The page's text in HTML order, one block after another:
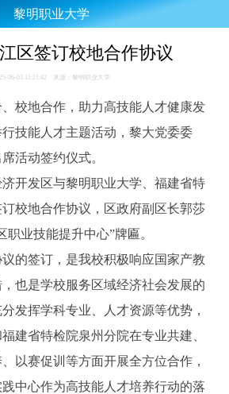
黎明职业大学
区签订校地合作协议
06-03 11:21:42 来源：黎明职业大学
校地合作，助力高技能人才健康发
技能人才主题活动，黎大党委委
活动签约仪式。
开发区与黎明职业大学、福建省特
校地合作协议，区政府副区长郭莎
职业技能提升中心”牌匾。
的签订，是我校积极响应国家产教
也是学校服务区域经济社会发展的
发挥学科专业、人才资源等优势，
建省特检院泉州分院在专业共建、
以赛促训等方面开展全方位合作，
中心作为高技能人才培养行动的落